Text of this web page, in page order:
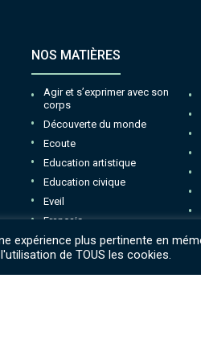
NOS MATIÈRES
Agir et s’exprimer avec son
corps
Découverte du monde
Ecoute
Education artistique
Education civique
Eveil
Français
Graphisme
Histoire-géographie
expérience plus pertinente en
de TOUS les cookies.